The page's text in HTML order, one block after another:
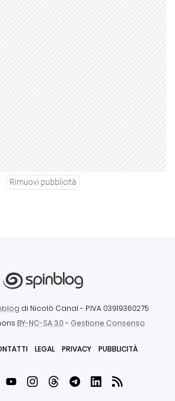
Rimuovi pubblicità
di Nicolò Canal - P.IVA 03919360275
BY-NC-SA 3.0- Gestione Consenso
LEGAL PRIVACY PUBBLICITÀ